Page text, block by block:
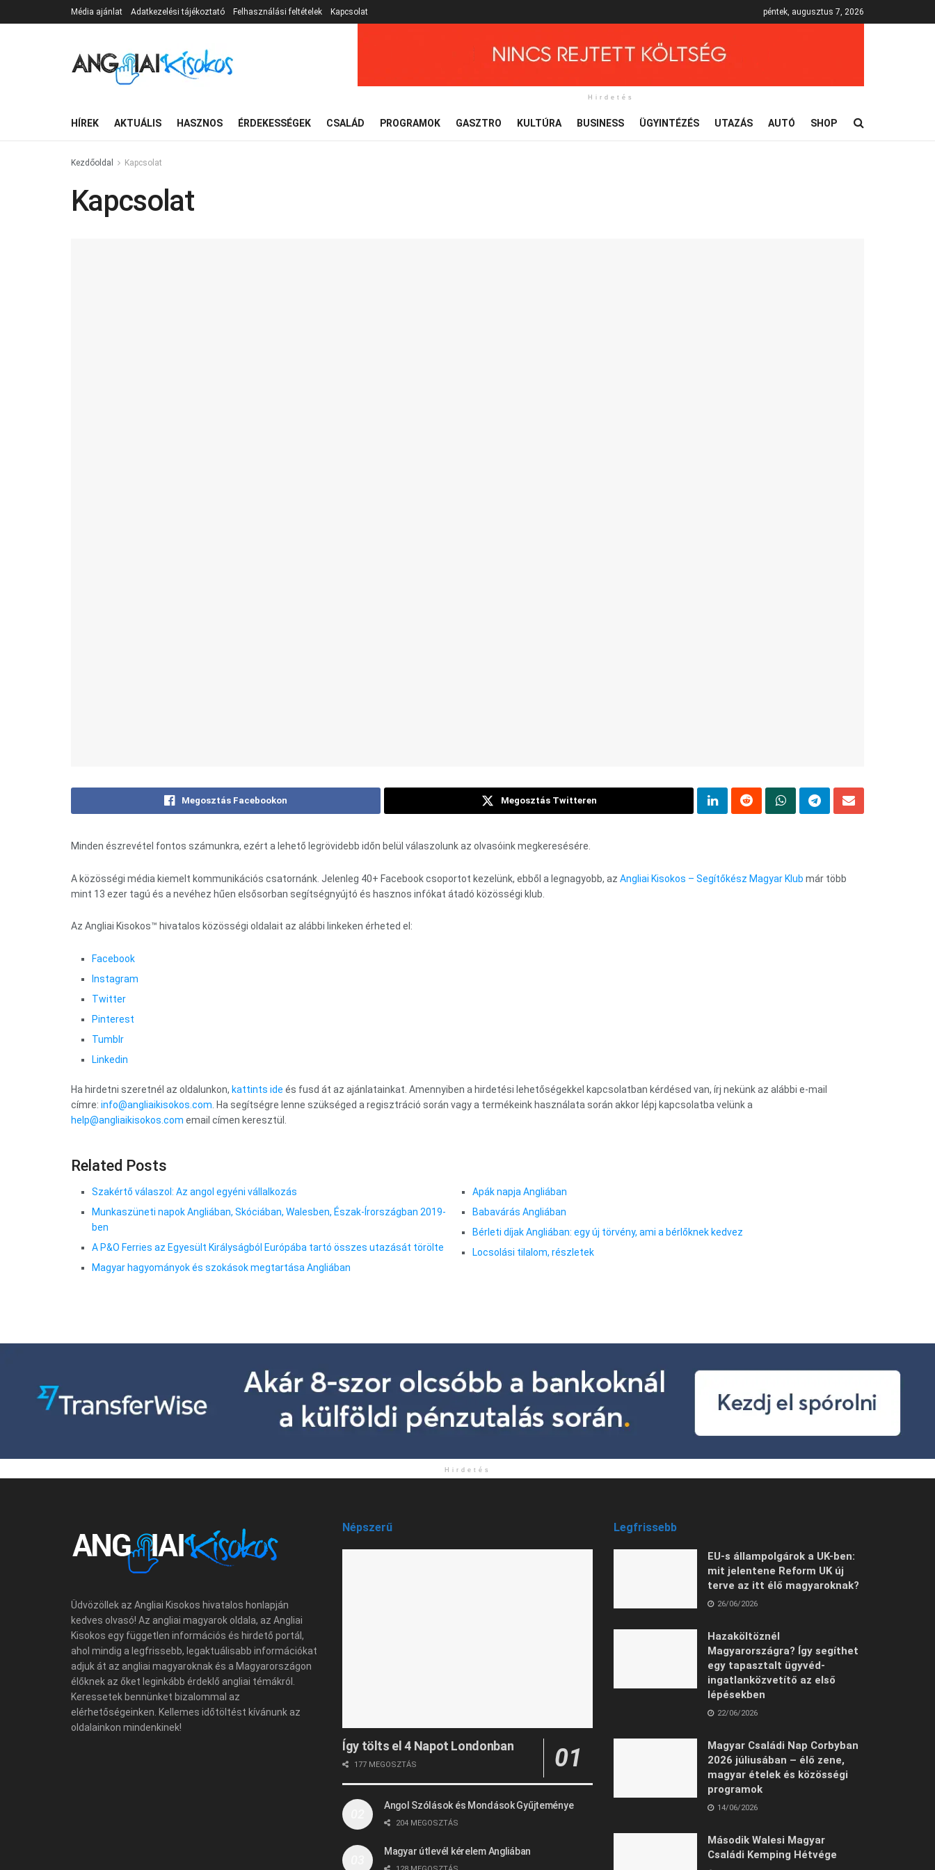
Média ajánlat Adatkezelési tájékoztató Felhasználási feltételek Kapcsolat péntek, augusztus 7, 2026
Hirdetés
HÍREK AKTUÁLIS HASZNOS ÉRDEKESSÉGEK CSALÁD PROGRAMOK GASZTRO KULTÚRA BUSINESS ÜGYINTÉZÉS UTAZÁS AUTÓ SHOP
Kezdőoldal Kapcsolat
Kapcsolat
Megosztás Facebookon Megosztás Twitteren
Minden észrevétel fontos számunkra, ezért a lehető legrövidebb időn belül válaszolunk az olvasóink megkeresésére.
A közösségi média kiemelt kommunikációs csatornánk. Jelenleg 40+ Facebook csoportot kezelünk, ebből a legnagyobb, az Angliai Kisokos – Segítőkész Magyar Klub már több
mint 13 ezer tagú és a nevéhez hűen elsősorban segítségnyújtó és hasznos infókat átadó közösségi klub.
Az Angliai Kisokos™ hivatalos közösségi oldalait az alábbi linkeken érheted el:
Facebook
Instagram
Twitter
Pinterest
Tumblr
Linkedin
Ha hirdetni szeretnél az oldalunkon, kattints ide és fusd át az ajánlatainkat. Amennyiben a hirdetési lehetőségekkel kapcsolatban kérdésed van, írj nekünk az alábbi e-mail
címre: info@angliaikisokos.com . Ha segítségre lenne szükséged a regisztráció során vagy a termékeink használata során akkor lépj kapcsolatba velünk a
help@angliaikisokos.com email címen keresztül.
Related Posts
Szakértő válaszol: Az angol egyéni vállalkozás
Munkaszüneti napok Angliában, Skóciában, Walesben, Észak-Írországban 2019-
ben
A P&O Ferries az Egyesült Királyságból Európába tartó összes utazását törölte
Magyar hagyományok és szokások megtartása Angliában
Apák napja Angliában
Babavárás Angliában
Bérleti díjak Angliában: egy új törvény, ami a bérlőknek kedvez
Locsolási tilalom, részletek
Hirdetés
Üdvözöllek az Angliai Kisokos hivatalos honlapján
kedves olvasó! Az angliai magyarok oldala, az Angliai
Kisokos egy független információs és hirdető portál,
ahol mindig a legfrissebb, legaktuálisabb információkat
adjuk át az angliai magyaroknak és a Magyarországon
élőknek az őket leginkább érdeklő angliai témákról.
Keressetek bennünket bizalommal az
elérhetőségeinken. Kellemes időtöltést kívánunk az
oldalainkon mindenkinek!
Népszerű
Így tölts el 4 Napot Londonban
177 MEGOSZTÁS
Angol Szólások és Mondások Gyűjteménye
204 MEGOSZTÁS
Magyar útlevél kérelem Angliában
Legfrissebb
EU-s állampolgárok a UK-ben:
mit jelentene Reform UK új
terve az itt élő magyaroknak?
26/06/2026
Hazaköltöznél
Magyarországra? Így segíthet
egy tapasztalt ügyvéd-
ingatlanközvetítő az első
lépésekben
22/06/2026
Magyar Családi Nap Corbyban
2026 júliusában – élő zene,
magyar ételek és közösségi
programok
14/06/2026
Második Walesi Magyar
Családi Kemping Hétvége